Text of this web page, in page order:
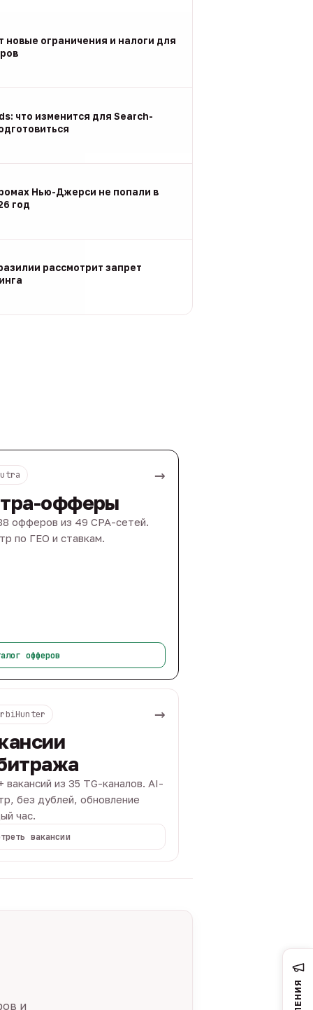
новые ограничения и налоги для
что изменится для Search-
Нью-Джерси не попали в
год
рассмотрит запрет
→
офферы
офферов из 49 CPA-сетей.
по ГЕО и ставкам.
офферов
→
вакансий из 35 TG-каналов. AI-
без дублей, обновление
час.
вакансии
и